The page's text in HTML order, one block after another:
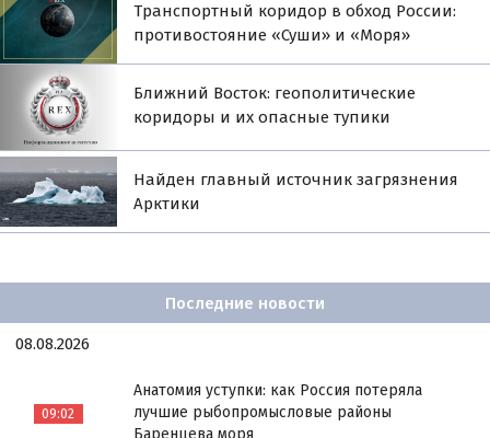
Транспортный коридор в обход России:
противостояние «Суши» и «Моря»
Ближний Восток: геополитические
коридоры и их опасные тупики
Найден главный источник загрязнения
Арктики
Последние новости
08.08.2026
09:02
Анатомия уступки: как Россия потеряла
лучшие рыбопромысловые районы
Баренцева моря